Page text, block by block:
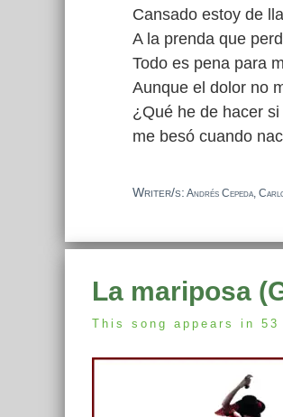
Cansado estoy de
A la prenda que
Todo es pena para
Aunque el dolor no
¿Qué he de hacer
me besó cuando
Writer/s: Andrés Cepeda,
La mariposa
This song appears in 53